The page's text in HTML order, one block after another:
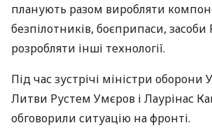
планують разом виробляти
безпілотників, боєприпаси, засоби
розробляти інші технології.
Під час зустрічі міністри оборони
Литви Рустем Умєров і Лаурінас
обговорили ситуацію на фронті.